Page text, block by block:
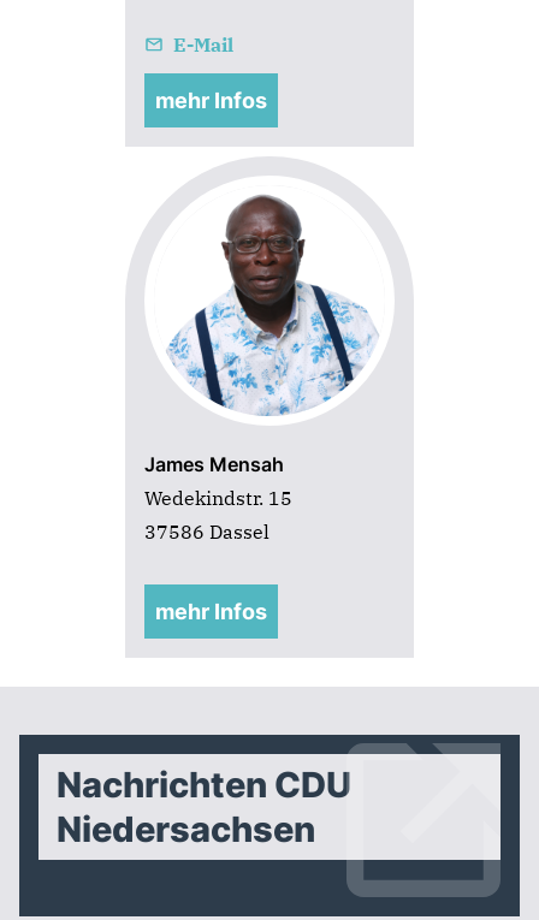
E-Mail
mehr Infos
James Mensah
Wedekindstr. 15
37586 Dassel
mehr Infos
Nachrichten CDU
Niedersachsen